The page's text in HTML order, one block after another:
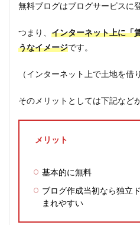
無料ブログはブログサービスに
つまり、 インターネット上に「
うなイメージです。
（インターネット上で土地を借
そのメリットとしては下記など
メリット
基本的に無料
ブログ作成当初なら独立
まれやすい